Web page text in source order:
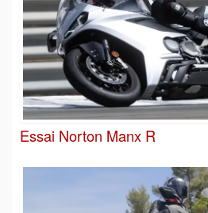
Essai Norton Manx R